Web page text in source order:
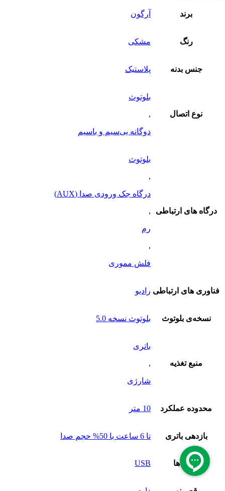
برند آرگون
رنگ مشکی
جنس بدنه پلاستیک
نوع اتصال
بلوتوث
,
دوگانه بی‌سیم و باسیم
درگاه های ارتباطی
بلوتوث
,
درگاه جک ورودی صدا (AUX)
,
رم
,
فلش مموری
فناوری های ارتباطی رادیو
نسخه‌ی بلوتوث بلوتوث نسخه 5.0
منبع تغذیه
باتری
,
شارژی
محدوده عملکرد 10 متر
بازدهی باتری تا 6 ساعت با 50% حجم صدا
پورت‌ ها USB